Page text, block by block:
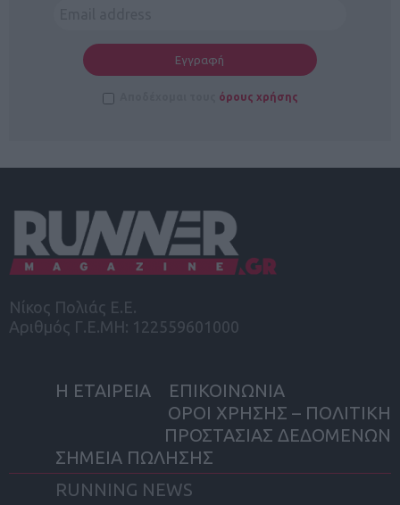
όρους χρήσης
Νίκος Πολιάς Ε.Ε.
Αριθμός Γ.Ε.ΜΗ: 122559601000
Η ΕΤΑΙΡΕΙΑ
ΕΠΙΚΟΙΝΩΝΙΑ
ΟΡΟΙ ΧΡΗΣΗΣ – ΠΟΛΙΤΙΚΗ
ΠΡΟΣΤΑΣΙΑΣ ΔΕΔΟΜΕΝΩΝ
ΣΗΜΕΙΑ ΠΩΛΗΣΗΣ
RUNNING NEWS